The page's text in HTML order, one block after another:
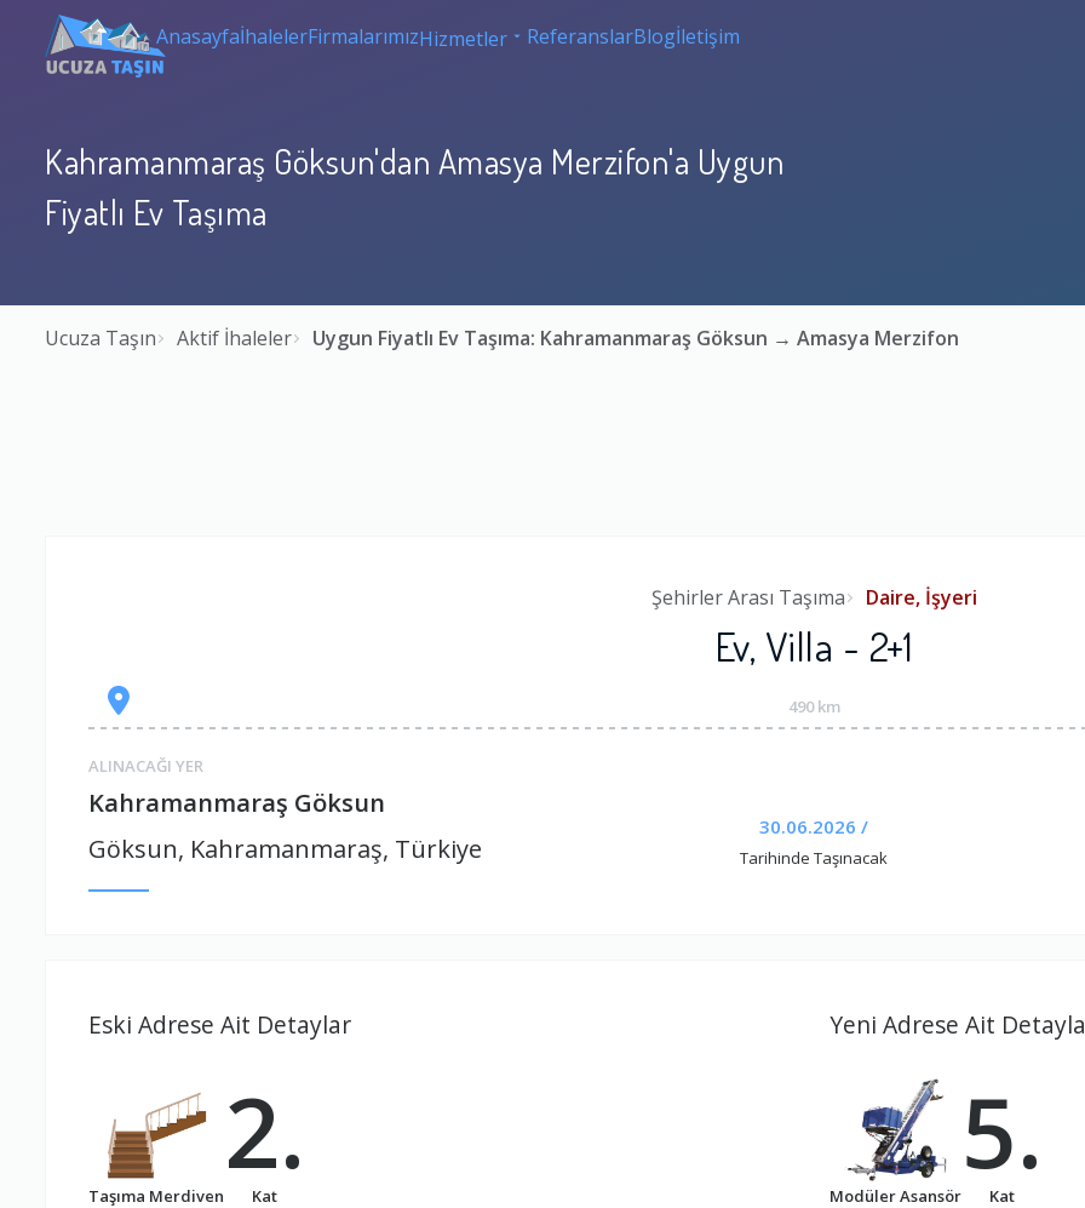
AnasayfaİhalelerFirmalarımızHizmetler ReferanslarBlogİletişim
Kahramanmaraş Göksun'dan Amasya Merzifon'a Uygun
Fiyatlı Ev Taşıma
Ucuza Taşın Aktif İhaleler Uygun Fiyatlı Ev Taşıma: Kahramanmaraş Göksun → Amasya Merzifon
Şehirler Arası Taşıma Daire, İşyeri
Ev, Villa - 2+1
490 km
ALINACAĞI YER
Kahramanmaraş Göksun
Göksun, Kahramanmaraş, Türkiye
30.06.2026 /
Tarihinde Taşınacak
Eski Adrese Ait Detaylar
Taşıma Merdiven
2.
Kat
Yeni Adrese Ait
Modüler Asansör
5.
Kat